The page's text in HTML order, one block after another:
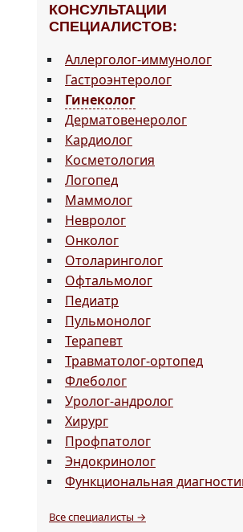
КОНСУЛЬТАЦИИ
СПЕЦИАЛИСТОВ:
Аллерголог-иммунолог
Гастроэнтеролог
Гинеколог
Дерматовенеролог
Кардиолог
Косметология
Логопед
Маммолог
Невролог
Онколог
Отоларинголог
Офтальмолог
Педиатр
Пульмонолог
Терапевт
Травматолог-ортопед
Флеболог
Уролог-андролог
Хирург
Профпатолог
Эндокринолог
Функциональная
Все специалисты →